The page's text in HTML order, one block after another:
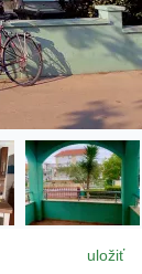
uložiť